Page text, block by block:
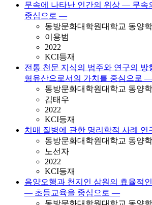
무속에 나타난 인간의 위상 — 무속
중심으로 —
동방문화대학원대학교 동양
이용범
2022
KCI등재
전통 천문 지식의 범주와 연구의
형유산으로서의 가치를 중심으로 —
동방문화대학원대학교 동양
김태우
2022
KCI등재
치매 질병에 관한 명리학적 사례 연
동방문화대학원대학교 동양
노선자
2022
KCI등재
음양오행과 천지인 삼원의 효율적
— 초등교육을 중심으로 —
동방문화대학원대학교 동양